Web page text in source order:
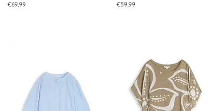
€69,99 €59,99